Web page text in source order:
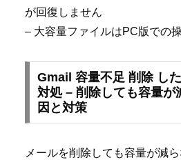
が回復しません
– 大容量ファイルはPC版での
Gmail 容量不足 削除 し
対処 – 削除しても容量が
因と対策
メールを削除しても容量が減